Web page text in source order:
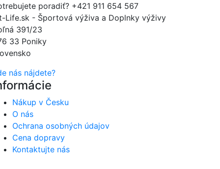
poradiť? +421 911 654 567
Life.sk - Športová výživa a Doplnky výživy
391/23
33 Poniky
nás nájdete?
Nákup v Česku
O nás
Ochrana osobných údajov
Cena dopravy
Kontaktujte nás